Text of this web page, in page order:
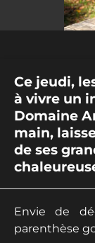
Ce jeudi,
à vivre un
Domaine
main,
de ses
Envie de
parenthèse